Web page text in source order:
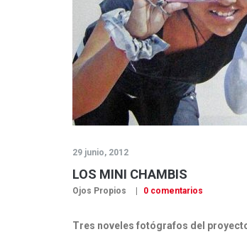
29 junio, 2012
LOS MINI CHAMBIS
Ojos Propios 0 comentarios
Tres noveles fotógrafos del